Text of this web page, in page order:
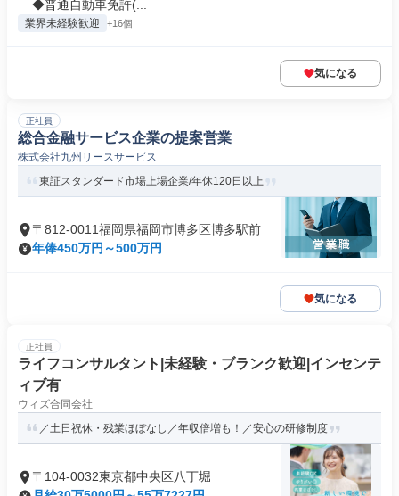
◆普通自動車免許(...
業界未経験歓迎 +16個
気になる
正社員
総合金融サービス企業の提案営業
株式会社九州リースサービス
東証スタンダード市場上場企業/年休120日以上
〒812-0011福岡県福岡市博多区博多駅前
年俸450万円～500万円
気になる
正社員
ライフコンサルタント|未経験・ブランク歓迎|インセンテ
ィブ有
ウィズ合同会社
／土日祝休・残業ほぼなし／年収倍増も！／安心の研修制度
〒104-0032東京都中央区八丁堀